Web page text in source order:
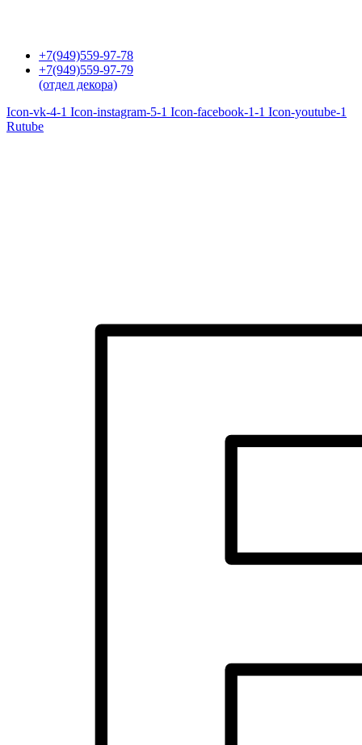
+7(949)559-97-78
+7(949)559-97-79
(отдел декора)
Icon-vk-4-1 Icon-instagram-5-1 Icon-facebook-1-1 Icon-youtube-1
Rutube